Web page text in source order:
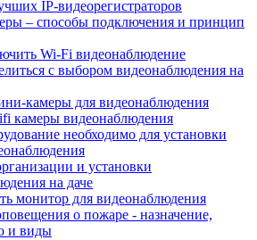
IP-видеорегистраторов
– способы подключения и принцип
Wi-Fi видеонаблюдение
с выбором видеонаблюдения на
камеры для видеонаблюдения
камеры видеонаблюдения
необходимо для установки
и установки
на даче
монитор для видеонаблюдения
о пожаре - назначение,
и виды